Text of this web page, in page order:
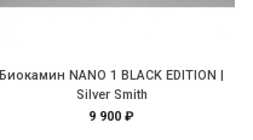
Биокамин NANO 1 BLACK EDITION |
Silver Smith
9 900 ₽